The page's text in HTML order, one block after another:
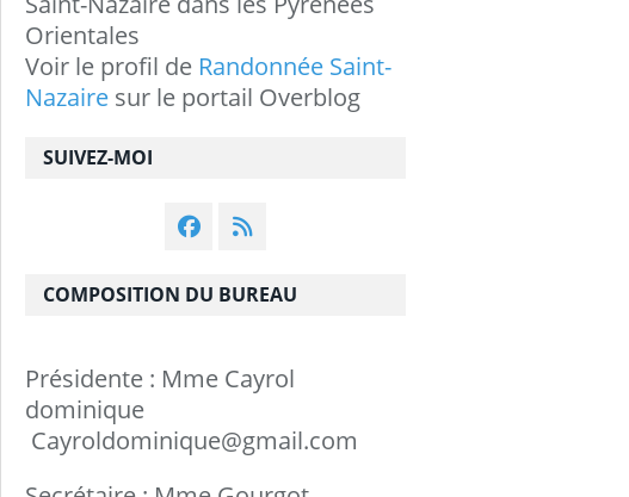
SUIVEZ-MOI
Orientales
Voir le profil de Randonnée Saint-
Nazaire sur le portail Overblog
COMPOSITION DU BUREAU
Présidente : Mme Cayrol
dominique
Cayroldominique@gmail.com